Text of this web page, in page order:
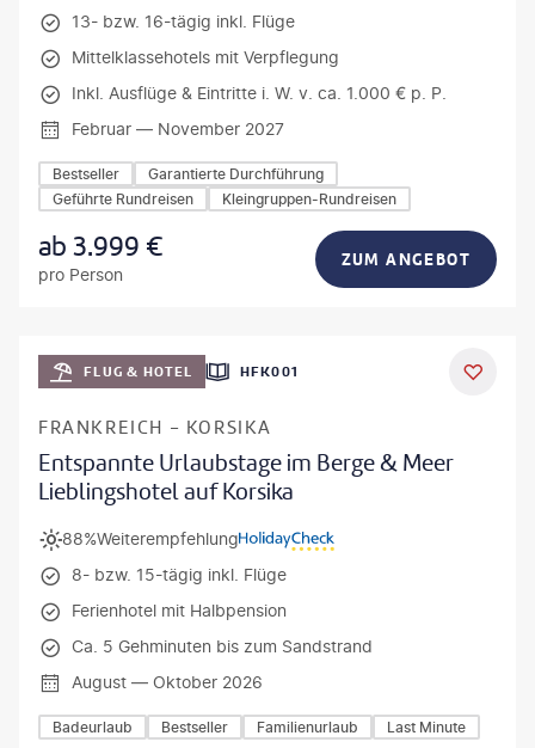
13- bzw. 16-tägig inkl. Flüge
Mittelklassehotels mit Verpflegung
Inkl. Ausflüge & Eintritte i. W. v. ca. 1.000 € p. P.
Februar — November 2027
Bestseller
Garantierte Durchführung
Geführte Rundreisen
Kleingruppen-Rundreisen
ab3.999 €
pro Person
ZUM ANGEBOT
DEAL
FLUG & HOTEL HFK001
FRANKREICH - KORSIKA
Entspannte Urlaubstage im Berge & Meer
Lieblingshotel auf Korsika
Weiterempfehlung
88%
8- bzw. 15-tägig inkl. Flüge
Ferienhotel mit Halbpension
Ca. 5 Gehminuten bis zum Sandstrand
August — Oktober 2026
Badeurlaub Bestseller Familienurlaub Last Minute